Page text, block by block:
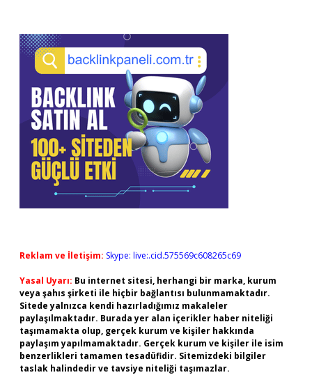
Reklam ve İletişim: Skype: live:.cid.575569c608265c69
Yasal Uyarı: Bu internet sitesi, herhangi bir marka, kurum
veya şahıs şirketi ile hiçbir bağlantısı bulunmamaktadır.
Sitede yalnızca kendi hazırladığımız makaleler
paylaşılmaktadır. Burada yer alan içerikler haber niteliği
taşımamakta olup, gerçek kurum ve kişiler hakkında
paylaşım yapılmamaktadır. Gerçek kurum ve kişiler ile isim
benzerlikleri tamamen tesadüfidir. Sitemizdeki bilgiler
taslak halindedir ve tavsiye niteliği taşımazlar.